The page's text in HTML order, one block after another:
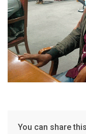
You can share